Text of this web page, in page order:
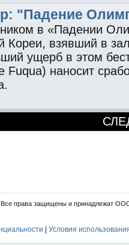
"Падение
в «Падении
Кореи, взявший в
ущерб в этом
Fuqua) наносит
права защищены и принадлежат
Условия